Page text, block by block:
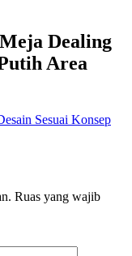
Dealing
Area
Sesuai Konsep
Ruas yang wajib